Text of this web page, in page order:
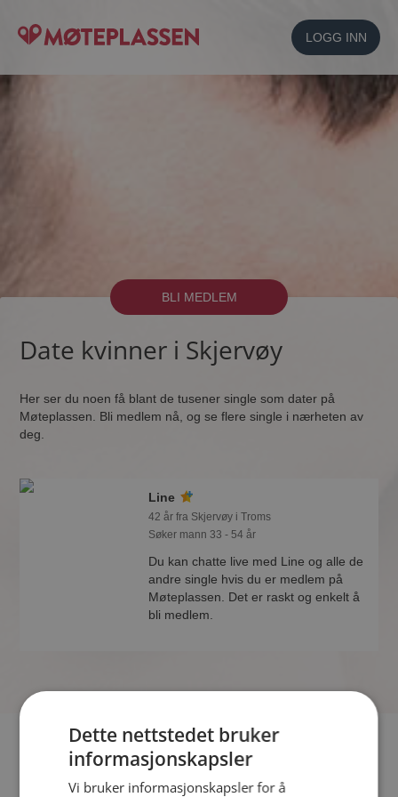
LOGG INN
BLI MEDLEM
Date kvinner i Skjervøy
Her ser du noen få blant de tusener single som dater på
Møteplassen. Bli medlem nå, og se flere single i nærheten av
deg.
Line
42 år fra Skjervøy i Troms
Søker mann 33 - 54 år
Du kan chatte live med Line og alle de
andre single hvis du er medlem på
Møteplassen. Det er raskt og enkelt å
bli medlem.
Hvis du søker dating i Skjervøy har du kommet til riktig sted.
På Møteplassen kan du bli medlem og søke blant tusenvis av
datinginteresserte single i Skjervøy
Dette nettstedet bruker
informasjonskapsler
Vi bruker informasjonskapsler for å